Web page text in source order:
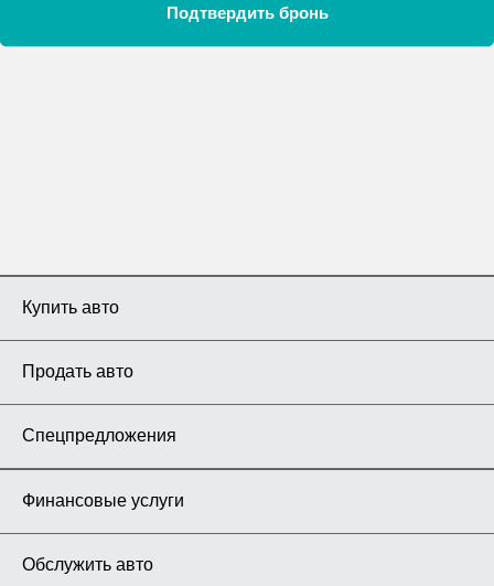
Подтвердить бронь
Купить авто
Продать авто
Спецпредложения
Финансовые услуги
Обслужить авто